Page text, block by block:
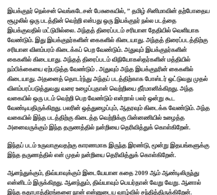
இயக்குநர் நெல்சன் வெங்கடேசன் பேசுகையில், ” தமிழ் சினிமாவின் தற்போதைய
சூழலில் ஒரு படத்தின் வெற்றி என்பது ஒரு இயக்குநர் நல்ல படத்தை
இயக்குவதில் மட்டுமில்லை. அந்தத் திரைப்படம் சரியான தேதியில் வெளியாக
வேண்டும். இது இயக்குநர்களின் கைகளில் கிடையாது. அந்தத் திரைப்படத்திற்கு
சரியான விளம்பரம் கிடைக்கப் பெற வேண்டும். அதுவும் இயக்குநர்களின்
கைகளில் கிடையாது. அந்தத் திரைப்படம் விநியோகஸ்தர்களின் மத்தியில்
நம்பிக்கையை ஏற்படுத்த வேண்டும் . அதுவும் அந்த இயக்குநரின் கைகளில்
கிடையாது. அதனைத் தொடர்ந்து அந்தப் படத்திற்காக போஸ்டர் ஒட்டுவது முதல்
விளம்பரப்படுத்துவது வரை உழைப்புதான் வெற்றியை தீர்மானிக்கிறது. அந்த
வகையில் ஒரு படம் வெற்றி பெற வேண்டும் என்றால் பலர் ஒன்று கூட
வேண்டியதிருக்கிறது. பலரின் ஒத்துழைப்பும், ஆதரவும் கிடைக்க வேண்டும். அந்த
வகையில் இந்த படத்திற்கு கிடைத்த வெற்றிக்கு பின்னணியில் உழைத்த
அனைவருக்கும் இந்த தருணத்தில் நன்றியை தெரிவித்துக் கொள்கிறேன்.
இந்தப் படம் உருவாகுவதற்கு காரணமாக இருந்த இரண்டு, மூன்று இதயங்களுக்கு
இந்த தருணத்தில் என் முதல் நன்றியை தெரிவித்துக் கொள்கிறேன்.
ஆனந்துக்கும், திவ்யாவுக்கும் இடையேயான கதை 2009 ஆம் ஆண்டிலிருந்து
என்னிடம் இருக்கிறது. ஆனந்தும், திவ்யாவும் பெயர்தான் வேறு வேறு. ஆனால்
இந்த கதாபாத்திரங்களை நான் என்னுடைய வாழ்வில் சந்தித்திருக்கிறேன்.